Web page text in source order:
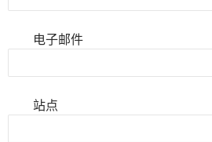
电子邮件
站点